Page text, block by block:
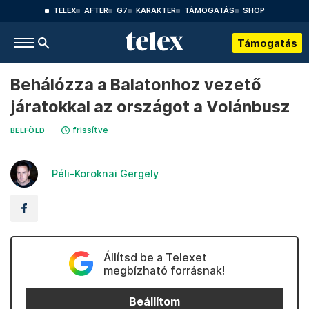
TELEX AFTER G7 KARAKTER TÁMOGATÁS SHOP
Támogatás
Behálózza a Balatonhoz vezető
járatokkal az országot a Volánbusz
BELFÖLD frissítve
Péli-Koroknai Gergely
Állítsd be a Telexet
megbízható forrásnak!
Beállítom